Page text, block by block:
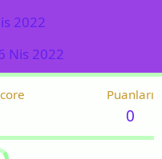
2022
Nis 2022
Puanları
0